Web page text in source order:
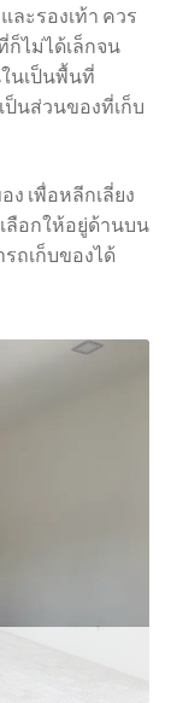
ละรองเท้า ควร
ไม่ได้เล็กจน
นเป็นพื้นที่
ป็นส่วนของที่เก็บ
ง เพื่อหลีกเลี่ยง
ลือกให้อยู่ด้านบน
ถเก็บของได้